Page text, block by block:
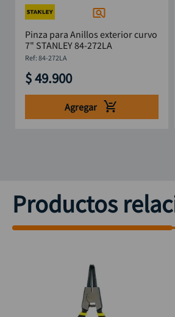
Pinza para Anillos exterior curvo
7" STANLEY 84-272LA
: 84-272LA
$49.900
Agregar
Productos